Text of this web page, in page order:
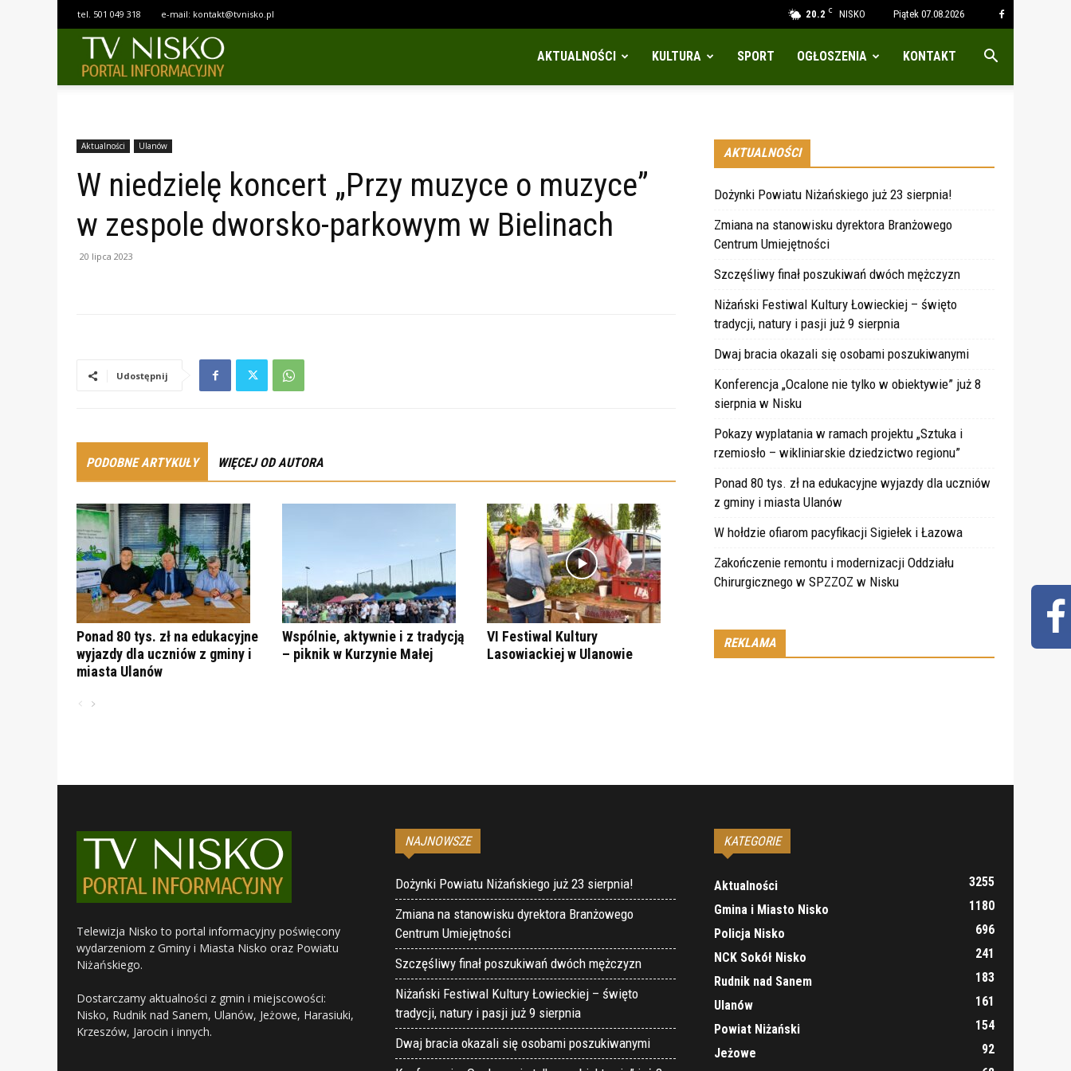
20.2 C NISKO Piątek 07.08.2026
tel. 501 049 318 e-mail: kontakt@tvnisko.pl
AKTUALNOŚCI KULTURA SPORT OGŁOSZENIA KONTAKT
Aktualności Ulanów
W niedzielę koncert „Przy muzyce o muzyce”
w zespole dworsko-parkowym w Bielinach
20 lipca 2023
Udostępnij
PODOBNE ARTYKUŁY WIĘCEJ OD AUTORA
Ponad 80 tys. zł na edukacyjne
wyjazdy dla uczniów z gminy i
miasta Ulanów
Wspólnie, aktywnie i z tradycją
– piknik w Kurzynie Małej
VI Festiwal Kultury
Lasowiackiej w Ulanowie
AKTUALNOŚCI
Dożynki Powiatu Niżańskiego już 23 sierpnia!
Zmiana na stanowisku dyrektora Branżowego
Centrum Umiejętności
Szczęśliwy finał poszukiwań dwóch mężczyzn
Niżański Festiwal Kultury Łowieckiej – święto
tradycji, natury i pasji już 9 sierpnia
Dwaj bracia okazali się osobami poszukiwanymi
Konferencja „Ocalone nie tylko w obiektywie” już 8
sierpnia w Nisku
Pokazy wyplatania w ramach projektu „Sztuka i
rzemiosło – wikliniarskie dziedzictwo regionu”
Ponad 80 tys. zł na edukacyjne wyjazdy dla uczniów
z gminy i miasta Ulanów
W hołdzie ofiarom pacyfikacji Sigiełek i Łazowa
Zakończenie remontu i modernizacji Oddziału
Chirurgicznego w SPZZOZ w Nisku
REKLAMA
Telewizja Nisko to portal informacyjny poświęcony
wydarzeniom z Gminy i Miasta Nisko oraz Powiatu
Niżańskiego.
Dostarczamy aktualności z gmin i miejscowości:
Nisko, Rudnik nad Sanem, Ulanów, Jeżowe, Harasiuki,
Krzeszów, Jarocin i innych.
NAJNOWSZE
Dożynki Powiatu Niżańskiego już 23 sierpnia!
Zmiana na stanowisku dyrektora Branżowego
Centrum Umiejętności
Szczęśliwy finał poszukiwań dwóch mężczyzn
Niżański Festiwal Kultury Łowieckiej – święto
tradycji, natury i pasji już 9 sierpnia
Dwaj bracia okazali się osobami poszukiwanymi
KATEGORIE
Aktualności
3255
Gmina i Miasto Nisko
1180
Policja Nisko
696
NCK Sokół Nisko
241
Rudnik nad Sanem
183
Ulanów
161
Powiat Niżański
154
Jeżowe
92